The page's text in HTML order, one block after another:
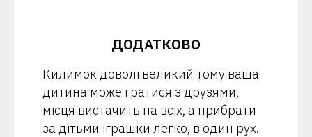
ДОДАТКОВО
Килимок доволі великий тому ваша
дитина може гратися з друзями,
місця вистачить на всіх, а прибрати
за дітьми іграшки легко, в один рух.